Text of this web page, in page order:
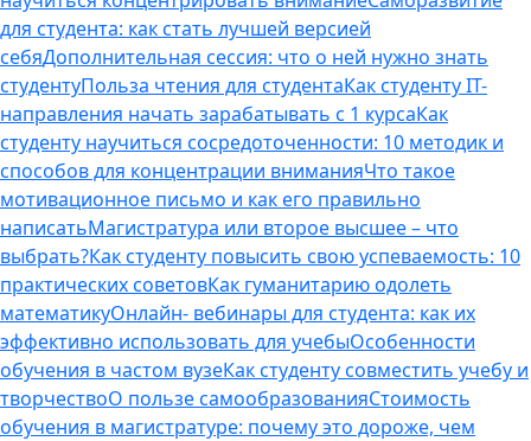
для студента: как стать лучшей версией
себяДополнительная сессия: что о ней нужно знать
студентуПольза чтения для студентаКак студенту IT-
направления начать зарабатывать с 1 курсаКак
студенту научиться сосредоточенности: 10 методик и
способов для концентрации вниманияЧто такое
мотивационное письмо и как его правильно
написатьМагистратура или второе высшее – что
выбрать?Как студенту повысить свою успеваемость: 10
практических советовКак гуманитарию одолеть
математикуОнлайн- вебинары для студента: как их
эффективно использовать для учебыОсобенности
обучения в частом вузеКак студенту совместить учебу и
творчествоО пользе самообразованияСтоимость
обучения в магистратуре: почему это дороже, чем